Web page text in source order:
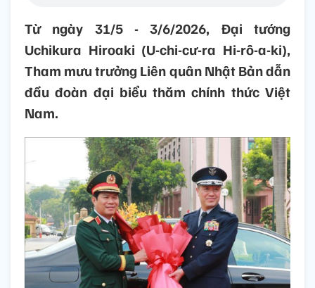
Từ ngày 31/5 - 3/6/2026, Đại tướng
Uchikura Hiroaki (U-chi-cư-ra Hi-rô-a-ki),
Tham mưu trưởng Liên quân Nhật Bản dẫn
đầu đoàn đại biểu thăm chính thức Việt
Nam.